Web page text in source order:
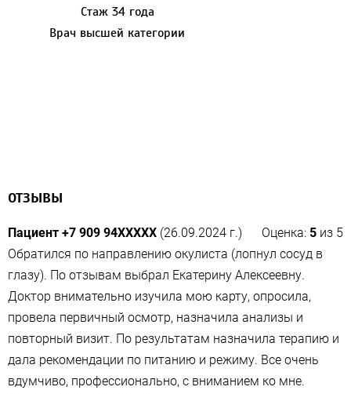
Стаж 34 года
Врач высшей категории
ОТЗЫВЫ
Пациент +7 909 94XXXXX (26.09.2024 г.) Оценка: 5 из 5
Обратился по направлению окулиста​ (лопнул сосуд в
глазу). По отзывам выбрал Екатерину Алексеевну.
Доктор внимательно изучила мою карту, опросила,
провела первичный осмотр, назначила анализы​ и
повторный визит. По результатам назначила терапию и
дала рекомендации по питанию и режиму. Все очень
вдумчиво, профессионально, с вниманием ко мне.